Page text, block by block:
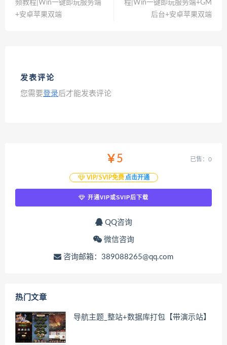
频教程|Win一键即玩服务端
+安卓苹果双端
程|Win一键即玩服务端+GM
后台+安卓苹果双端
发表评论
您需要登录后才能发表评论
￥5
VIP/SVIP免费 点击开通
已售：0
开通VIP或SVIP后下载
QQ咨询
微信咨询
咨询邮箱：389088265@qq.com
热门文章
导航主题_整站+数据库打包【带演示站】